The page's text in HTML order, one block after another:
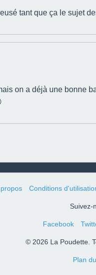
tant que ça le sujet
on a déjà une bonne
Conditions
Suivez-
Facebook
© 2026 La Poudette.
Plan